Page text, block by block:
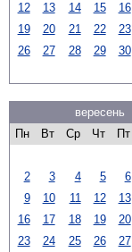
12
13 14 15 16
19
20 21 22 23
26
27 28 29 30
вересень
Пн
Вт Ср Чт Пт
2
3 4 5 6
9
10 11 12 13
16
17 18 19 20
23
24 25 26 27